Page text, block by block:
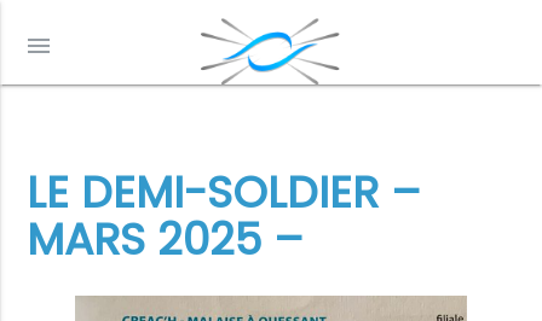
LE DEMI-SOLDIER –
MARS 2025 –
menu